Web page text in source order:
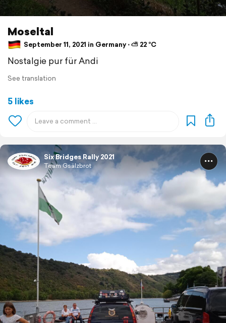
Moseltal
September 11, 2021 in Germany ⋅ ⛅ 22 °C
Nostalgie pur für Andi
See translation
5 likes
Six Bridges Rally 2021
Team Gsälzbrot